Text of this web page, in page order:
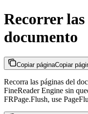
Recorrer
documento
Copiar páginaCopiar
Recorra las páginas del
FineReader Engine sin
FRPage.Flush, use